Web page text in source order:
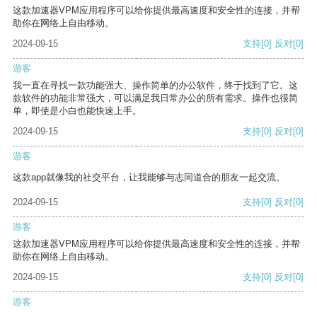
这款加速器VPM应用程序可以给你提供最高速度和安全性的连接，并帮
助你在网络上自由移动。
2024-09-15
支持[0] 反对[0]
游客
我一直在寻找一款功能强大、操作简单的办公软件，终于找到了它。这
款软件的功能非常强大，可以满足我日常办公的所有需求。操作也很简
单，即使是小白也能快速上手。
2024-09-15
支持[0] 反对[0]
游客
这款app就像我的社交平台，让我能够与志同道合的朋友一起交流。
2024-09-15 支持[0] 反对[0]
游客
这款加速器VPM应用程序可以给你提供最高速度和安全性的连接，并帮
助你在网络上自由移动。
2024-09-15
支持[0] 反对[0]
游客